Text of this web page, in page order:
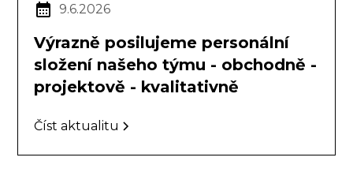
9.6.2026
Výrazně posilujeme personální
složení našeho týmu - obchodně -
projektově - kvalitativně
Číst aktualitu